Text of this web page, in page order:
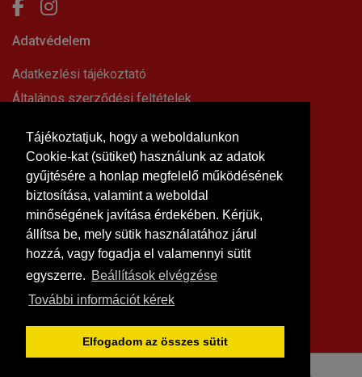
Tájékoztatjuk, hogy a weboldalunkon
Cookie-kat (sütiket) használunk az adatok
gyűjtésére a honlap megfelelő működésének
biztosítása, valamint a weboldal
minőségének javítása érdekében. Kérjük,
állítsa be, mely sütik használatához járul
hozzá, vagy fogadja el valamennyi sütit
egyszerre. Beállítások elvégzése
További információt kérek
Elfogadom az összes sütit
Adatvédelem
Adatkezlési tájékoztató
Általános szerződési feltételek
Impresszum
Süti beállítások
Információk
Hírek, cikkek
Kapcsolat
Letölthető dokumentumok
Rólunk
Vásárlási feltételek